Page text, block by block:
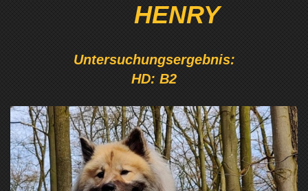
HENRY
Untersuchungsergebnis:
HD: B2